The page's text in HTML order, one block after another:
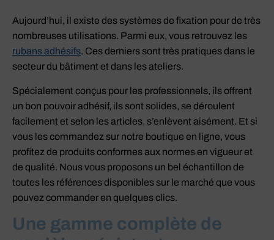
Aujourd’hui, il existe des systèmes de fixation pour de très
nombreuses utilisations. Parmi eux, vous retrouvez les
rubans adhésifs. Ces derniers sont très pratiques dans le
secteur du bâtiment et dans les ateliers.
Spécialement conçus pour les professionnels, ils offrent
un bon pouvoir adhésif, ils sont solides, se déroulent
facilement et selon les articles, s’enlèvent aisément. Et si
vous les commandez sur notre boutique en ligne, vous
profitez de produits conformes aux normes en vigueur et
de qualité. Nous vous proposons un bel échantillon de
toutes les références disponibles sur le marché que vous
pouvez commander en quelques clics.
Une gamme complète de